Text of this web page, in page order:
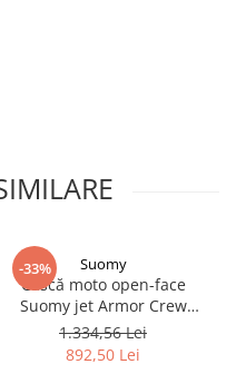
-33% Suomy
Cască moto open-face
Suomy jet Armor Crew
negru/galben
1.334,56 Lei
892,50 Lei